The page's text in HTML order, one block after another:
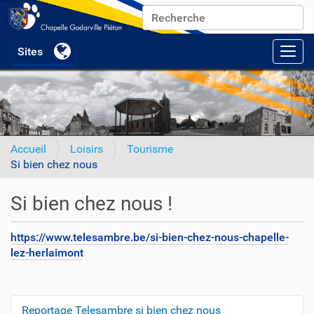
Chercher par
Recherche avancée…
Accueil Loisirs
Tourisme
Si bien chez nous
Si bien chez nous !
https://www.telesambre.be/si-bien-chez-nous-chapelle-
lez-herlaimont
Reportage Telesambre si bien chez nous